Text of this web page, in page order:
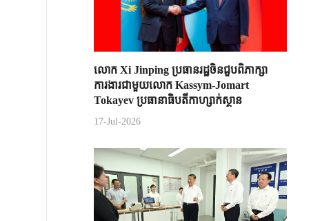
លោក Xi Jinping ប្រធានរដ្ឋចិន​ជួបពិភាក្សា​
ការងារជាមួយ​លោក Kassym-Jomart ​
Tokayev ​ប្រធានាធិបតី​កាហ្សាក់ស្ថាន​
17-Jul-2026